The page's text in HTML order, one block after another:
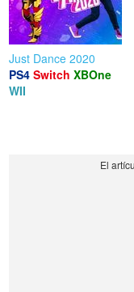
Just Dance 2020
PS4 Switch XBOne
WII